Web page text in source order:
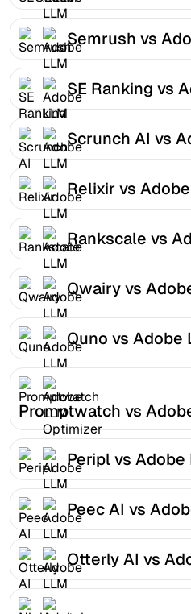
Semrush vs
SE Ranking vs
Scrunch AI vs
Relixir vs
Rankscale vs
Qwairy vs
Quno vs Adobe
Promptwatch vs
Peripl vs
Peec AI vs
Otterly AI vs